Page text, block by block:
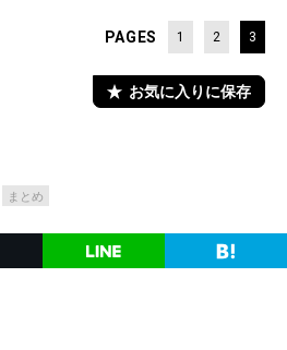
PAGES 1 2 3
お気に入りに保存
まとめ